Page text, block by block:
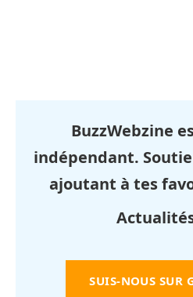
BuzzWebzine
indépendant.
ajoutant à tes
SUIS-NOUS SUR